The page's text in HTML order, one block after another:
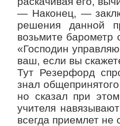
— Наконец, —
решения данной
возьмите барометр
«Господин
ваш, если вы
Тут Резерфорд
знал
но сказал при
учителя
всегда приемлет